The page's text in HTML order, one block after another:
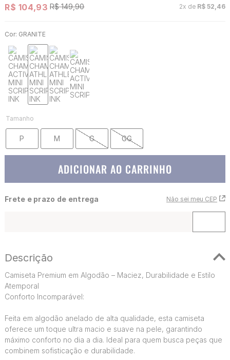
R$ 104,93 R$ 149,90 2x de R$ 52 46
Cor: GRANITE
Tamanho
P M G GG
ADICIONAR AO CARRINHO
Frete e prazo de entrega Não sei meu CEP
Descrição
Camiseta Premium em Algodão – Maciez, Durabilidade e Estilo
Atemporal
Conforto Incomparável:
Feita em algodão anelado de alta qualidade, esta camiseta
oferece um toque ultra macio e suave na pele, garantindo
máximo conforto no dia a dia. Ideal para quem busca peças que
combinem sofisticação e durabilidade.